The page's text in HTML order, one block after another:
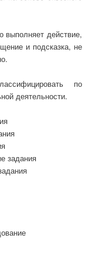
действие,
и подсказка, не
по
деятельности.
задания